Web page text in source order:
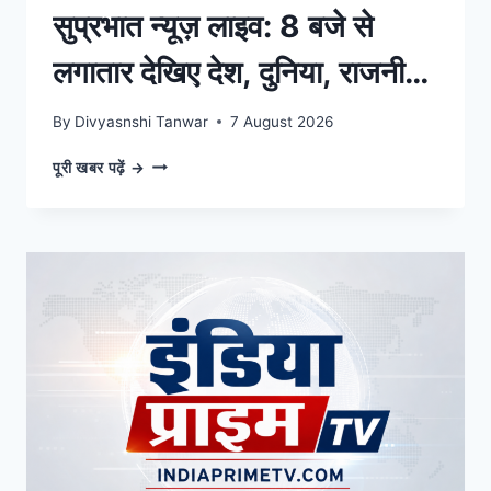
सुप्रभात न्यूज़ लाइव: 8 बजे से
लगातार देखिए देश, दुनिया, राजनीति
और खेल की 10 बड़ी खबरें
By Divyasnshi Tanwar 7 August 2026
पूरी खबर पढ़ें → सुप्रभात
लगातार
देखिए
देश,
दुनिया,
राजनीति
खेल
की
10